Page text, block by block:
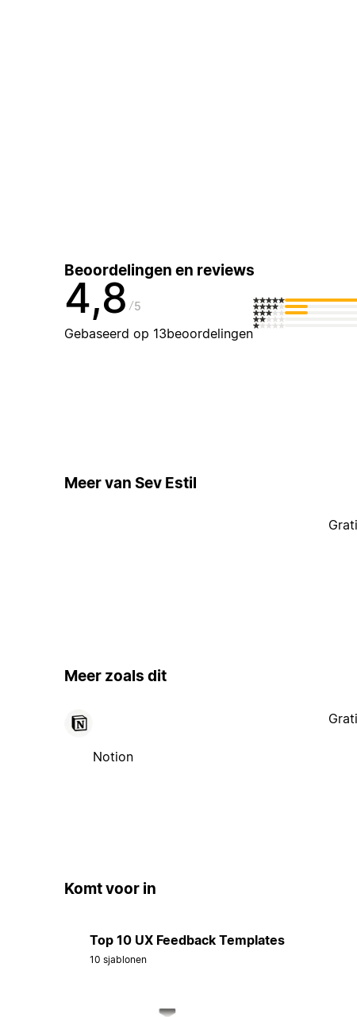
Beoordelingen en reviews
4,8 5
Gebaseerd op 13beoordelingen
Meer van Sev Estil
Meer zoals dit
Notion
Komt voor in
Top 10 UX Feedback Templates
10 sjablonen